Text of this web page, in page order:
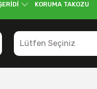
KORUMA TAKOZU